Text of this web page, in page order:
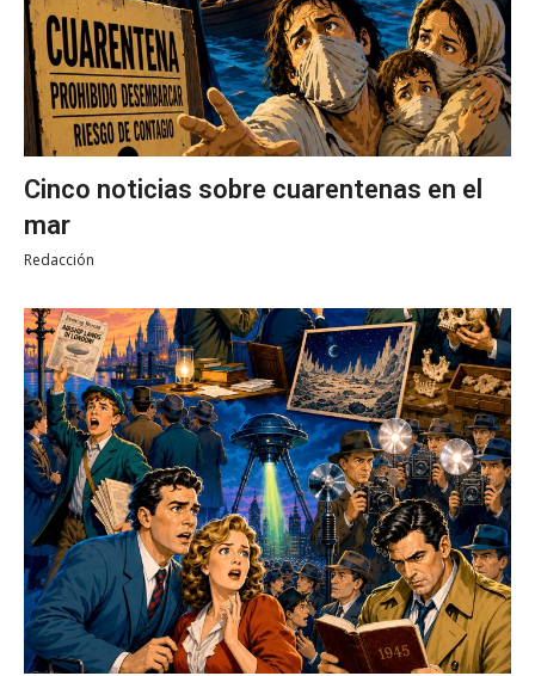
Cinco noticias sobre cuarentenas en el
mar
Redacción